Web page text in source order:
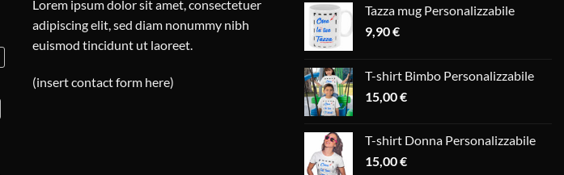
Lorem ipsum dolor sit amet, consectetuer
adipiscing elit, sed diam nonummy nibh
euismod tincidunt ut laoreet.
(insert contact form here)
Tazza mug Personalizzabile
9,90€
T-shirt Bimbo Personalizzabile
15,00€
T-shirt Donna Personalizzabile
15,00€